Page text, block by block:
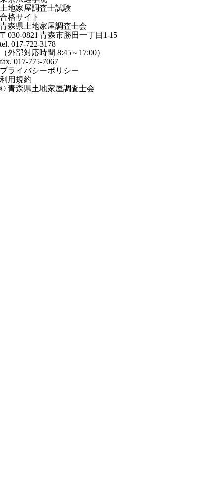
土地家屋調査士試験
合格サイト
青森県土地家屋調査士会
〒030-0821 青森市勝田一丁目1-15
tel. 017-722-3178
（外部対応時間 8:45～17:00）
fax. 017-775-7067
プライバシーポリシー
利用規約
© 青森県土地家屋調査士会